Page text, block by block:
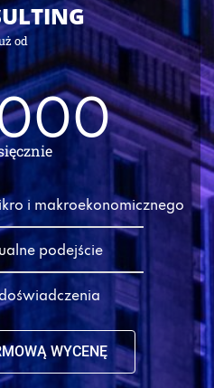
od
i makroekonomicznego
podejście
WYCENĘ